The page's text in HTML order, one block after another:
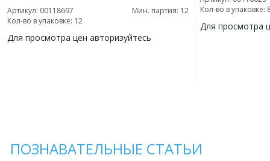
Артикул: 00118697
Мин. партия: 12
Кол-во в упаковке: 12
Для просмотра цен авторизуйтесь
Кол-во в упаковке:
Для просмотра
ПОЗНАВАТЕЛЬНЫЕ СТАТЬИ